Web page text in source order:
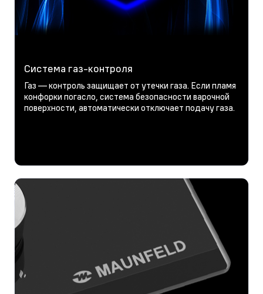
Система газ-контроля
Газ — контроль защищает от утечки газа. Если пламя
конфорки погасло, система безопасности варочной
поверхности, автоматически отключает подачу газа.